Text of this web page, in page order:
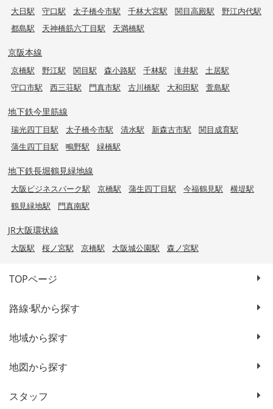
大日駅 守口駅 太子橋今市駅 千林大宮駅 関目高殿駅
野江内代駅
都島駅
天神橋筋六丁目駅 天満橋駅
京阪本線
京橋駅 野江駅 関目駅 森小路駅 千林駅 滝井駅
土居駅
守口市駅
西三荘駅 門真市駅 古川橋駅 大和田駅 萱島駅
地下鉄今里筋線
瑞光四丁目駅 太子橋今市駅 清水駅 新森古市駅
関目成育駅
蒲生四丁目駅
鴫野駅 緑橋駅
地下鉄長堀鶴見緑地線
大阪ビジネスパーク駅 京橋駅 蒲生四丁目駅 今福鶴見駅
横堤駅
鶴見緑地駅
門真南駅
JR大阪環状線
大阪駅 桜ノ宮駅 京橋駅 大阪城公園駅 森ノ宮駅
TOPページ
路線·駅から探す
地域から探す
地図から探す
スタッフ